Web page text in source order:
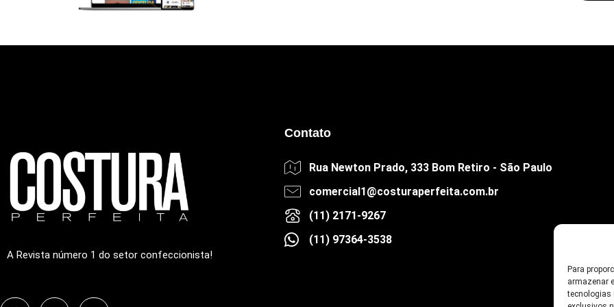
Para
armazenar
tecnologias
A Revista número 1 do setor confeccionista!
Contato
Rua Newton Prado, 333 Bom Retiro - São Paulo
comercial1@costuraperfeita.com.br
(11) 2171-9267
(11) 97364-3538